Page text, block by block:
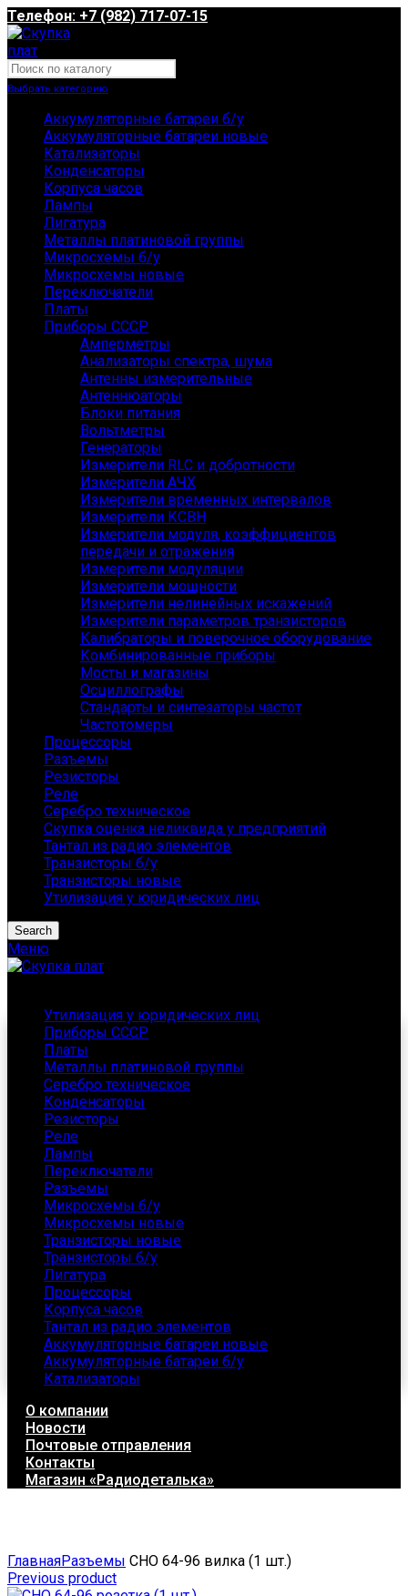
Телефон: +7 (982) 717-07-15
Выбрать категорию
Аккумуляторные батареи б/у
Аккумуляторные батареи новые
Катализаторы
Конденсаторы
Корпуса часов
Лампы
Лигатура
Металлы платиновой группы
Микросхемы б/у
Микросхемы новые
Переключатели
Платы
Приборы СССР
Амперметры
Анализаторы спектра, шума
Антенны измерительные
Антеннюаторы
Блоки питания
Вольтметры
Генераторы
Измерители RLC и добротности
Измерители АЧХ
Измерители временных интервалов
Измерители КСВН
Измерители модуля, коэффициентов
передачи и отражения
Измерители модуляции
Измерители мощности
Измерители нелинейных искажений
Измерители параметров транзисторов
Калибраторы и поверочное оборудование
Комбинированные приборы
Мосты и магазины
Осциллографы
Стандарты и синтезаторы частот
Частотомеры
Процессоры
Разъемы
Резисторы
Реле
Серебро техническое
Скупка оценка неликвида у предприятий
Тантал из радио элементов
Транзисторы б/у
Транзисторы новые
Утилизация у юридических лиц
Search
Меню
Утилизация у юридических лиц
Приборы СССР
Платы
Металлы платиновой группы
Серебро техническое
Конденсаторы
Резисторы
Реле
Лампы
Переключатели
Разъемы
Микросхемы б/у
Микросхемы новые
Транзисторы новые
Транзисторы б/у
Лигатура
Процессоры
Корпуса часов
Тантал из радио элементов
Аккумуляторные батареи новые
Аккумуляторные батареи б/у
Катализаторы
О компании
Новости
Почтовые отправления
Контакты
Магазин «Радиодеталька»
ГлавнаяРазъемы СНО 64-96 вилка (1 шт.)
Previous product